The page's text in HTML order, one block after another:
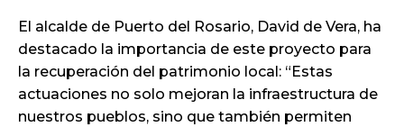
El alcalde de Puerto del Rosario, David de Vera, ha
destacado la importancia de este proyecto para
la recuperación del patrimonio local: “Estas
actuaciones no solo mejoran la infraestructura de
nuestros pueblos, sino que también permiten